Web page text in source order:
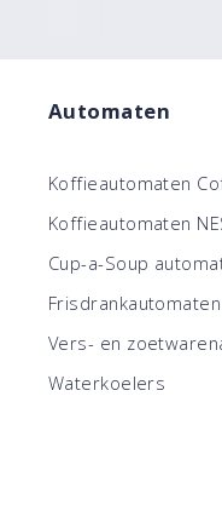
Automaten
Koffieautomaten
Koffieautomaten
Cup-a-Soup
Frisdrankautomaten
Vers- en
Waterkoelers